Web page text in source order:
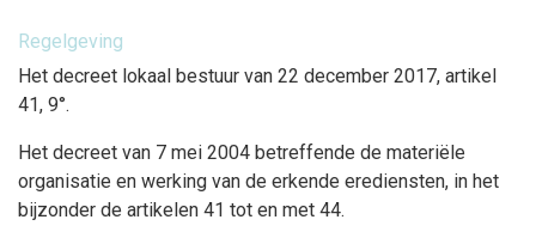
Regelgeving
Het decreet lokaal bestuur van 22 december 2017, artikel
41, 9°.
Het decreet van 7 mei 2004 betreffende de materiële
organisatie en werking van de erkende erediensten, in het
bijzonder de artikelen 41 tot en met 44.